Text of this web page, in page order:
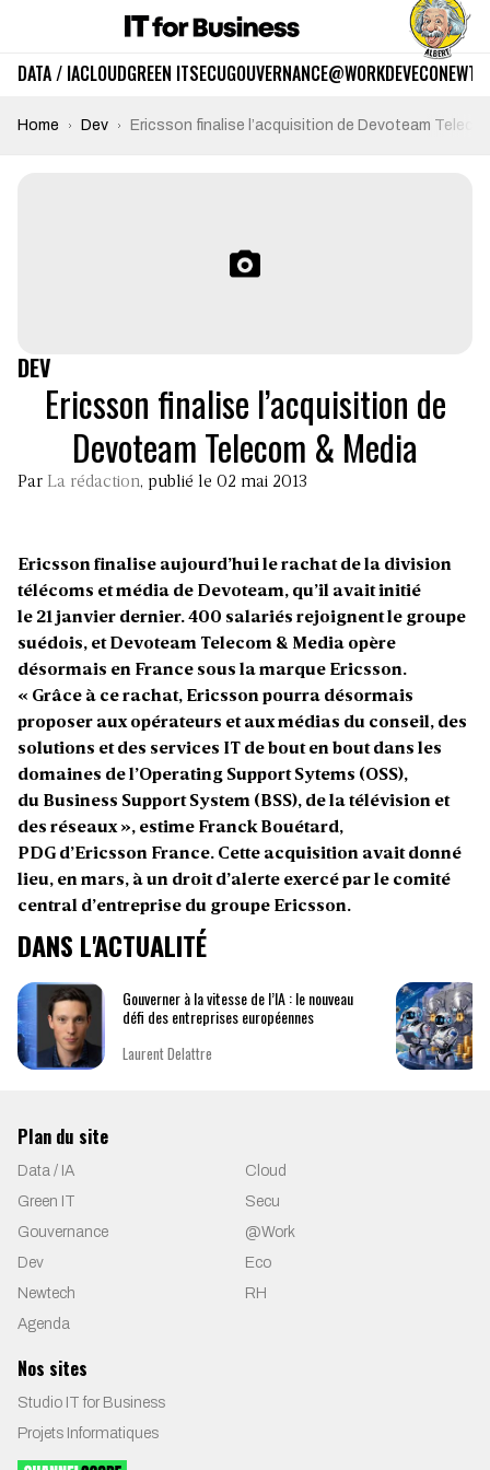
DATA / IACLOUDGREEN ITSECUGOUVERNANCE@WORKDEVECO
Home Dev Ericsson finalise l’acquisition de Devoteam
DEV
Ericsson finalise l’acquisition de
Devoteam Telecom & Media
Par La rédaction, publié le 02 mai 2013
Ericsson finalise aujourd’hui le rachat de la division
télécoms et média de Devoteam, qu’il avait initié
le 21 janvier dernier. 400 salariés rejoignent le groupe
suédois, et Devoteam Telecom & Media opère
désormais en France sous la marque Ericsson.
« Grâce à ce rachat, Ericsson pourra désormais
proposer aux opérateurs et aux médias du conseil, des
solutions et des services IT de bout en bout dans les
domaines de l’Operating Support Sytems (OSS),
du Business Support System (BSS), de la télévision et
des réseaux », estime Franck Bouétard,
PDG d’Ericsson France. Cette acquisition avait donné
lieu, en mars, à un droit d’alerte exercé par le comité
central d’entreprise du groupe Ericsson.
DANS L'ACTUALITÉ
Gouverner à la vitesse de l’IA : le nouveau
défi des entreprises européennes
Laurent Delattre
Plan du site
Data / IA
Cloud
Green IT
Secu
Gouvernance
@Work
Dev
Eco
Newtech
RH
Agenda
Nos sites
Studio IT for Business
Projets Informatiques